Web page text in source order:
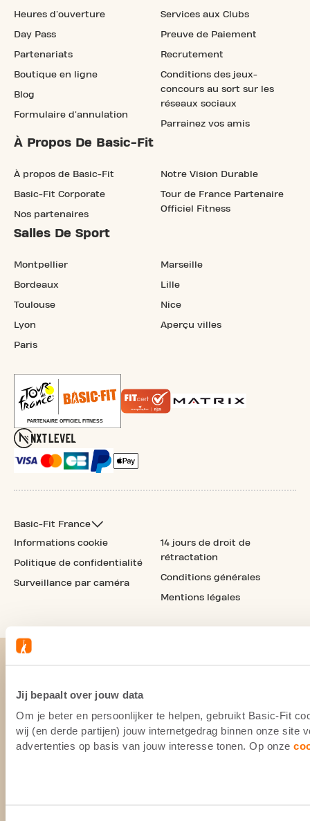
Jij bepaalt over jouw data
Om je beter en persoonlijker te helpen, gebruikt Basic-Fit
wij (en derde partijen) jouw internetgedrag binnen onze site
advertenties op basis van jouw interesse tonen. Op onze
Heures d'ouverture
Day Pass
Partenariats
Boutique en ligne
Blog
Formulaire d'annulation
Services aux Clubs
Preuve de Paiement
Recrutement
Conditions des jeux-
concours au sort sur les
réseaux sociaux
Parrainez vos amis
À Propos De Basic-Fit
À propos de Basic-Fit
Basic-Fit Corporate
Nos partenaires
Notre Vision Durable
Tour de France Partenaire
Officiel Fitness
Salles De Sport
Montpellier
Bordeaux
Toulouse
Lyon
Paris
Marseille
Lille
Nice
Aperçu villes
Basic-Fit France
Informations cookie
Politique de confidentialité
Surveillance par caméra
14 jours de droit de
rétractation
Conditions générales
Mentions légales